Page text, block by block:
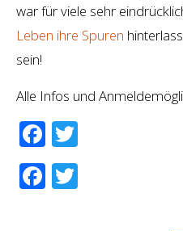
war für viele sehr
Leben ihre Spuren
sein!
Alle Infos und
Facebook
Facebook